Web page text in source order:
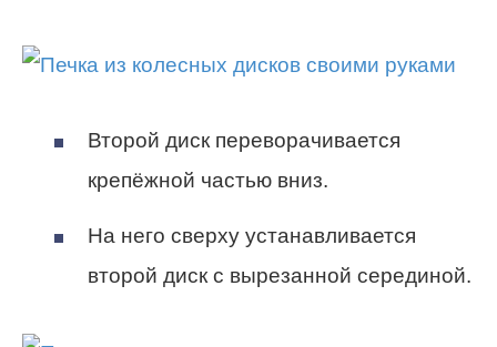
Второй диск переворачивается
крепёжной частью вниз.
На него сверху устанавливается
второй диск с вырезанной серединой.